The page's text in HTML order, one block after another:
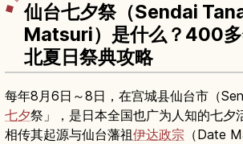
仙台七夕祭（Sendai
Matsuri）是什么？400
北夏日祭典攻略
每年8月6日～8日，在宫城县仙台市（
七夕祭」，是日本全国也广为人知的七夕
相传其起源与仙台藩祖伊达政宗 （Date